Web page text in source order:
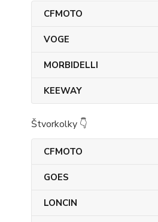
CFMOTO
VOGE
MORBIDELLI
KEEWAY
Štvorkolky 👇
CFMOTO
GOES
LONCIN